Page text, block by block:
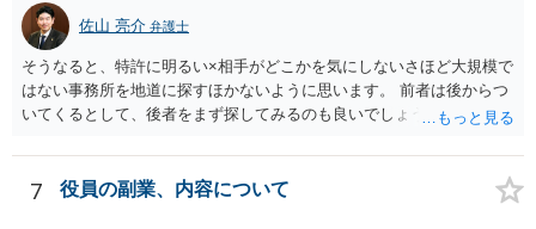
になることがあります。会社が譲渡を承認しない場合には、会社また
は会社が指定する者が当該株式を買い取るべき者として指定されるこ
とになり、その中で株式買取の問題が生じることがあります。 そのた
め、会社との価格交渉がまとまらない場合には、第三者への譲渡を前
提とした譲渡承認請求という手続を検討する余地があるかどうかを含
めて整理することになります。もっとも、具体的な対応は、定款の内
容や会社の機関設計等によっても変わり得るため、個別事情を踏まえ
た検討が必要となります。 （会社側から見た手続等については、拙筆
ではありますが、下記が参考になるかもしれません。 https://keiyaku-
佐山 亮介 弁護士
そうなると、特許に明るい×相手がどこかを気にしないさほど大規模で
はない事務所を地道に探すほかないように思います。 前者は後からつ
いてくるとして、後者をまず探してみるのも良いでしょう。
7 役員の副業、内容について